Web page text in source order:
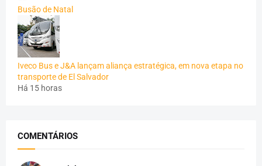
Busão de Natal
Iveco Bus e J&A lançam aliança estratégica, em nova etapa no
transporte de El Salvador
Há 15 horas
COMENTÁRIOS